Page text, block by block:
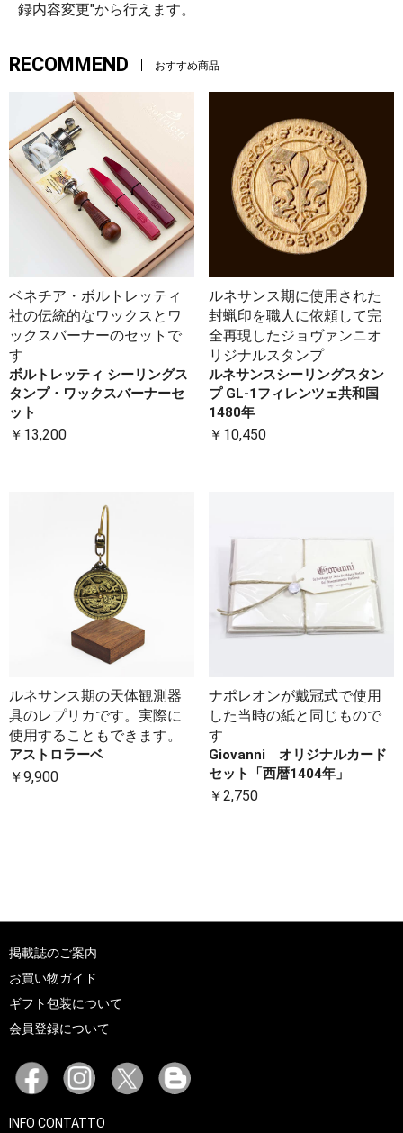
録内容変更"から行えます。
RECOMMEND おすすめ商品
ベネチア・ボルトレッティ
社の伝統的なワックスとワ
ックスバーナーのセットで
す
ボルトレッティ シーリングス
タンプ・ワックスバーナーセ
ット
￥13,200
ルネサンス期に使用された
封蝋印を職人に依頼して完
全再現したジョヴァンニオ
リジナルスタンプ
ルネサンスシーリングスタン
プ GL-1フィレンツェ共和国
1480年
￥10,450
ルネサンス期の天体観測器
具のレプリカです。実際に
使用することもできます。
アストロラーベ
￥9,900
ナポレオンが戴冠式で使用
した当時の紙と同じもので
す
Giovanni オリジナルカード
セット「西暦1404年」
￥2,750
掲載誌のご案内
お買い物ガイド
ギフト包装について
会員登録について
INFO CONTATTO